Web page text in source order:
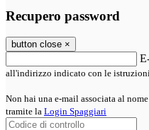
Recupero password
button close ×
all'indirizzo indicato con le istruzioni
Non hai una e-mail associata al
tramite la Login Spaggiari